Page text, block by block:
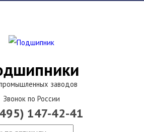
заводов
Звонок по России
147-42-41